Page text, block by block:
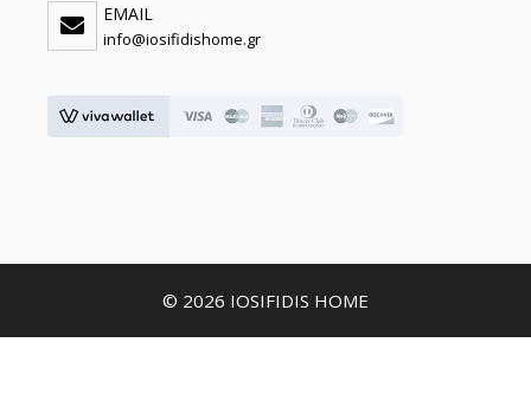
EMAIL
info@iosifidishome.gr
© 2026 IOSIFIDIS HOME